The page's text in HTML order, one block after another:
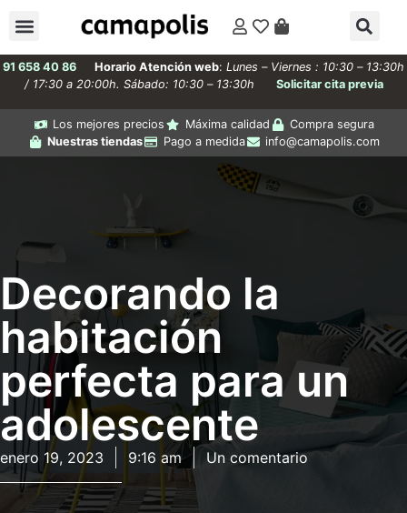
91 658 40 86 Horario Atención web: Lunes – Viernes : 10:30 – 13:30h
/ 17:30 a 20:00h. Sábado: 10:30 – 13:30h
Solicitar cita previa
Los mejores precios Máxima calidad
Compra segura
Nuestras tiendas
Pago a medida info@camapolis.com
Decorando la
habitación
perfecta para un
adolescente
enero 19, 2023 9:16 am Un comentario